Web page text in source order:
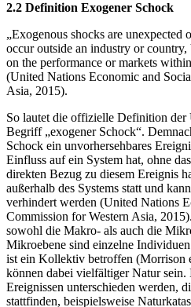
2.2 Definition Exogener Schock
„Exogenous shocks are unexpected
occur outside an industry or
on the performance or markets
(United Nations Economic and
Asia, 2015).
So lautet die offizielle Definition
Begriff „exogener Schock“.
Schock ein unvorhersehbares
Einfluss auf ein System hat, ohne
direkten Bezug zu diesem Ereignis
außerhalb des Systems statt und
verhindert werden (United Nations
Commission for Western Asia,
sowohl die Makro- als auch die
Mikroebene sind einzelne
ist ein Kollektiv betroffen (Morrison
können dabei vielfältiger Natur
Ereignissen unterschieden werden,
stattfinden, beispielsweise